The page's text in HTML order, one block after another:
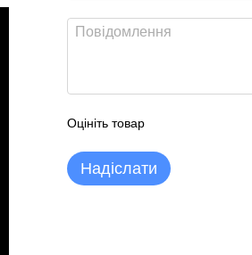
Оцініть товар
Надіслати